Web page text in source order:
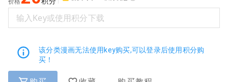
输入Key或使用积分下载
该分类漫画无法使用key购买,可以登录后使用积分购
买！